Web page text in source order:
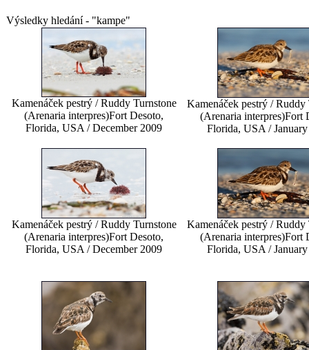
Výsledky hledání - "kampe"
Kamenáček pestrý / Ruddy Turnstone
(Arenaria interpres)Fort Desoto,
Florida, USA / December 2009
Kamenáček pestrý / Ruddy
(Arenaria interpres)Fort
Florida, USA /
Kamenáček pestrý / Ruddy Turnstone
(Arenaria interpres)Fort Desoto,
Florida, USA / December 2009
Kamenáček pestrý / Ruddy
(Arenaria interpres)Fort
Florida, USA /